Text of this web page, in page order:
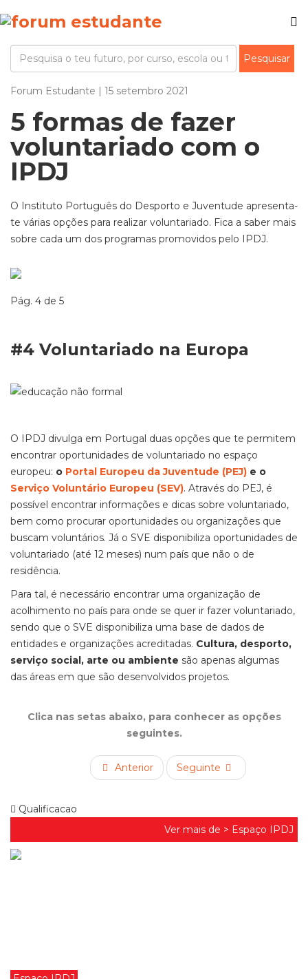
Forum Estudante | 15 setembro 2021
5 formas de fazer
voluntariado com o
IPDJ
O Instituto Português do Desporto e Juventude apresenta-
te várias opções para realizar voluntariado. Fica a saber mais
sobre cada um dos programas promovidos pelo IPDJ.
Pág. 4 de 5
#4 Voluntariado na Europa
O IPDJ divulga em Portugal duas opções que te permitem
encontrar oportunidades de voluntariado no espaço
europeu: o Portal Europeu da Juventude (PEJ) e o
Serviço Voluntário Europeu (SEV). Através do PEJ, é
possível encontrar informações e dicas sobre voluntariado,
bem como procurar oportunidades ou organizações que
buscam voluntários. Já o SVE disponibiliza oportunidades de
voluntariado (até 12 meses) num país que não o de
residência.
Para tal, é necessário encontrar uma organização de
acolhimento no país para onde se quer ir fazer voluntariado,
sendo que o SVE disponibiliza uma base de dados de
entidades e organizações acreditadas. Cultura, desporto,
serviço social, arte ou ambiente são apenas algumas
das áreas em que são desenvolvidos projetos.
Clica nas setas abaixo, para conhecer as opções
seguintes.
Anterior Seguinte
Qualificacao
Ver mais de > Espaço IPDJ